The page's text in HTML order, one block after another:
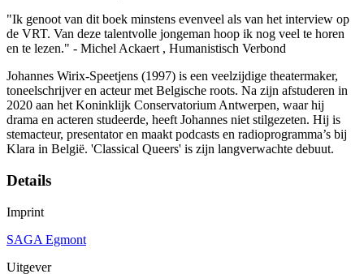
"Ik genoot van dit boek minstens evenveel als van het interview op
de VRT. Van deze talentvolle jongeman hoop ik nog veel te horen
en te lezen." - Michel Ackaert , Humanistisch Verbond
Johannes Wirix-Speetjens (1997) is een veelzijdige theatermaker,
toneelschrijver en acteur met Belgische roots. Na zijn afstuderen in
2020 aan het Koninklijk Conservatorium Antwerpen, waar hij
drama en acteren studeerde, heeft Johannes niet stilgezeten. Hij is
stemacteur, presentator en maakt podcasts en radioprogramma’s bij
Klara in België. 'Classical Queers' is zijn langverwachte debuut.
Details
Imprint
SAGA Egmont
Uitgever